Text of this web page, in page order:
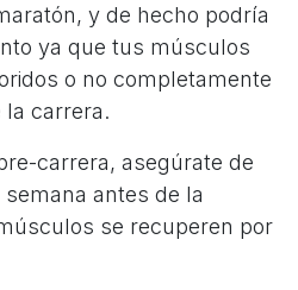
y de hecho podría
ya que tus músculos
o no completamente
la carrera.
carrera, asegúrate de
antes de la
se recuperen por